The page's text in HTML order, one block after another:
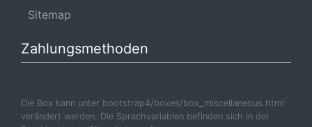
Sitemap
Zahlungsmethoden
Die Box kann unter bootstrap4/boxes/box_miscellaneous.html
verändert werden. Die Sprachvariablen befinden sich in der